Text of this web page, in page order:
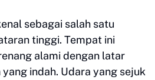
sebagai salah satu
tinggi. Tempat ini
alami dengan latar
indah. Udara yang sejuk